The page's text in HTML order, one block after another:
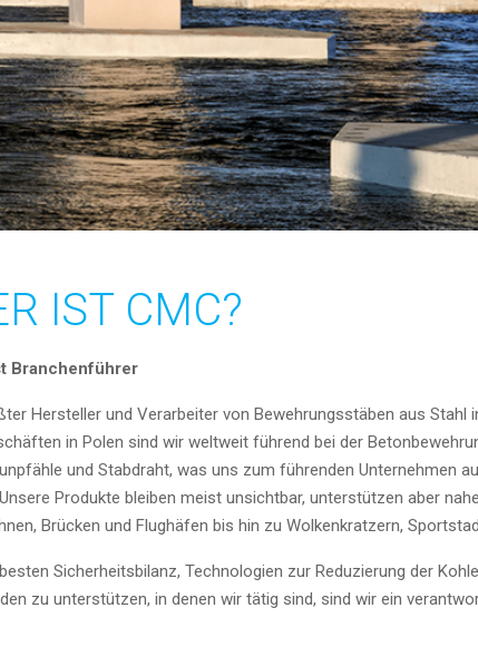
IST CMC?
Branchenführer
Hersteller und Verarbeiter von Bewehrungsstäben aus Stahl
in Polen sind wir weltweit führend bei der
und Stabdraht, was uns zum führenden Unternehmen
Produkte bleiben meist unsichtbar, unterstützen aber
Brücken und Flughäfen bis hin zu Wolkenkratzern,
Sicherheitsbilanz, Technologien zur Reduzierung der
zu unterstützen, in denen wir tätig sind, sind wir ein